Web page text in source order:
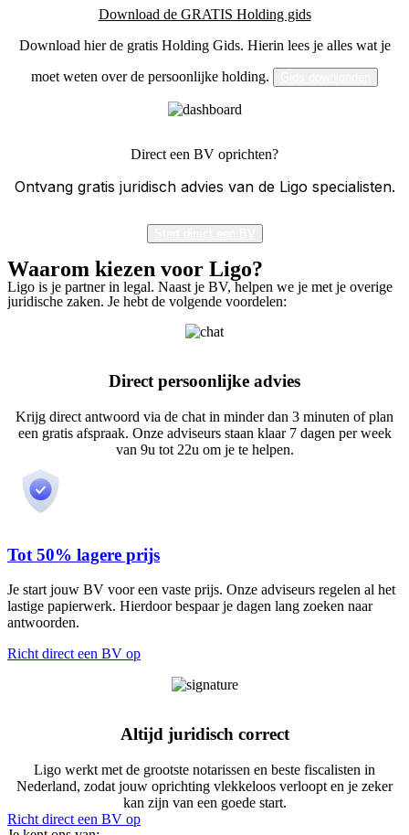
Download de GRATIS Holding gids
Download hier de gratis Holding Gids. Hierin lees je alles wat je
moet weten over de persoonlijke holding.
Direct een BV oprichten?
Ontvang gratis juridisch advies van de Ligo specialisten.
Waarom kiezen voor Ligo?
Ligo is je partner in legal. Naast je BV, helpen we je met je overige
juridische zaken. Je hebt de volgende voordelen:
Direct persoonlijke advies
Krijg direct antwoord via de chat in minder dan 3 minuten of plan
een gratis afspraak. Onze adviseurs staan klaar 7 dagen per week
van 9u tot 22u om je te helpen.
Tot 50% lagere prijs
Je start jouw BV voor een vaste prijs. Onze adviseurs regelen al het
lastige papierwerk. Hierdoor bespaar je dagen lang zoeken naar
antwoorden.
Richt direct een BV op
Altijd juridisch correct
Ligo werkt met de grootste notarissen en beste fiscalisten in
Nederland, zodat jouw oprichting vlekkeloos verloopt en je zeker
kan zijn van een goede start.
Richt direct een BV op